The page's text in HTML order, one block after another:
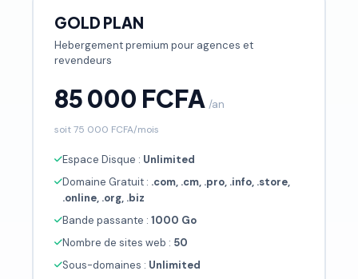
GOLD PLAN
Hebergement premium pour agences et
revendeurs
85 000 FCFA /an
soit 75 000 FCFA/mois
Espace Disque : Unlimited
Domaine Gratuit : .com, .cm, .pro, .info, .store,
.online, .org, .biz
Bande passante : 1000 Go
Nombre de sites web : 50
Sous-domaines : Unlimited